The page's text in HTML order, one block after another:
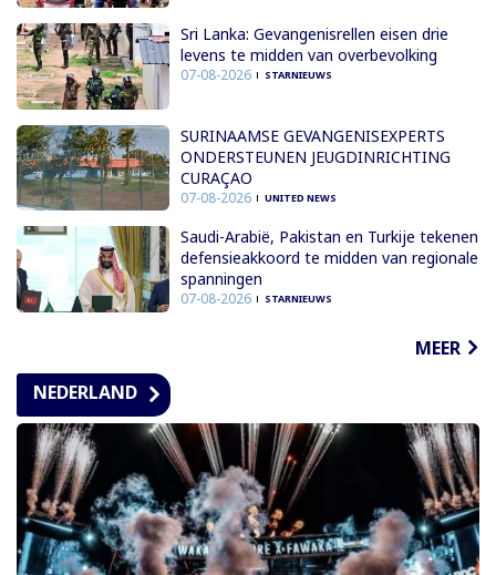
Sri Lanka: Gevangenisrellen eisen drie
levens te midden van overbevolking
07-08-2026 STARNIEUWS
SURINAAMSE GEVANGENISEXPERTS
ONDERSTEUNEN JEUGDINRICHTING
CURAÇAO
07-08-2026 UNITED NEWS
Saudi-Arabië, Pakistan en Turkije tekenen
defensieakkoord te midden van regionale
spanningen
07-08-2026 STARNIEUWS
MEER
NEDERLAND